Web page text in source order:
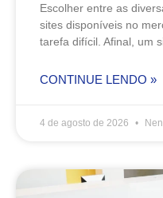
Escolher entre as
sites disponíveis no
tarefa difícil. Afinal, um
CONTINUE LENDO »
4 de agosto de 2026